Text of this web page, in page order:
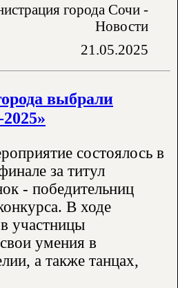
города Сочи -
Новости
21.05.2025
выбрали
состоялось в
за титул
- победительниц
В ходе
участницы
умения в
а также танцах,